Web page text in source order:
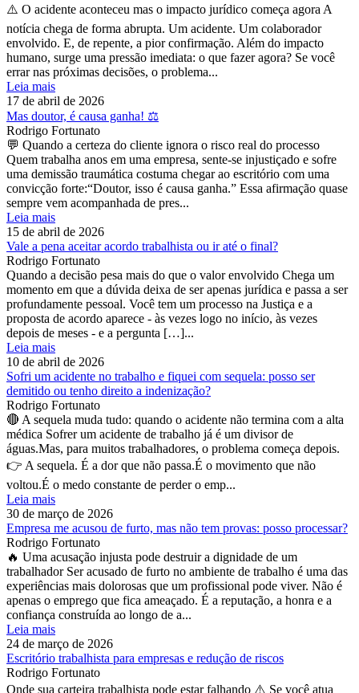
⚠️ O acidente aconteceu mas o impacto jurídico começa agora A
notícia chega de forma abrupta. Um acidente. Um colaborador
envolvido. E, de repente, a pior confirmação. Além do impacto
humano, surge uma pressão imediata: o que fazer agora? Se você
errar nas próximas decisões, o problema...
Leia mais
17 de abril de 2026
Mas doutor, é causa ganha! ⚖️
Rodrigo Fortunato
💬 Quando a certeza do cliente ignora o risco real do processo
Quem trabalha anos em uma empresa, sente-se injustiçado e sofre
uma demissão traumática costuma chegar ao escritório com uma
convicção forte:“Doutor, isso é causa ganha.” Essa afirmação quase
sempre vem acompanhada de pres...
Leia mais
15 de abril de 2026
Vale a pena aceitar acordo trabalhista ou ir até o final?
Rodrigo Fortunato
Quando a decisão pesa mais do que o valor envolvido Chega um
momento em que a dúvida deixa de ser apenas jurídica e passa a ser
profundamente pessoal. Você tem um processo na Justiça e a
proposta de acordo aparece - às vezes logo no início, às vezes
depois de meses - e a pergunta […]...
Leia mais
10 de abril de 2026
Sofri um acidente no trabalho e fiquei com sequela: posso ser
demitido ou tenho direito a indenização?
Rodrigo Fortunato
🔴 A sequela muda tudo: quando o acidente não termina com a alta
médica Sofrer um acidente de trabalho já é um divisor de
águas.Mas, para muitos trabalhadores, o problema começa depois.
👉 A sequela. É a dor que não passa.É o movimento que não
voltou.É o medo constante de perder o emp...
Leia mais
30 de março de 2026
Empresa me acusou de furto, mas não tem provas: posso processar?
Rodrigo Fortunato
🔥 Uma acusação injusta pode destruir a dignidade de um
trabalhador Ser acusado de furto no ambiente de trabalho é uma das
experiências mais dolorosas que um profissional pode viver. Não é
apenas o emprego que fica ameaçado. É a reputação, a honra e a
confiança construída ao longo de a...
Leia mais
24 de março de 2026
Escritório trabalhista para empresas e redução de riscos
Rodrigo Fortunato
Onde sua carteira trabalhista pode estar falhando ⚠️ Se você atua